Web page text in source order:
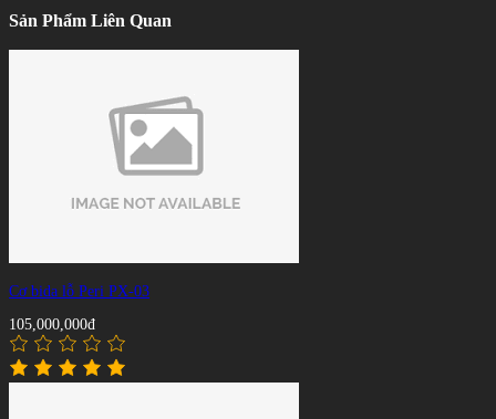
Sản Phẩm Liên Quan
Cơ bida lỗ Peri PX-03
105,000,000đ